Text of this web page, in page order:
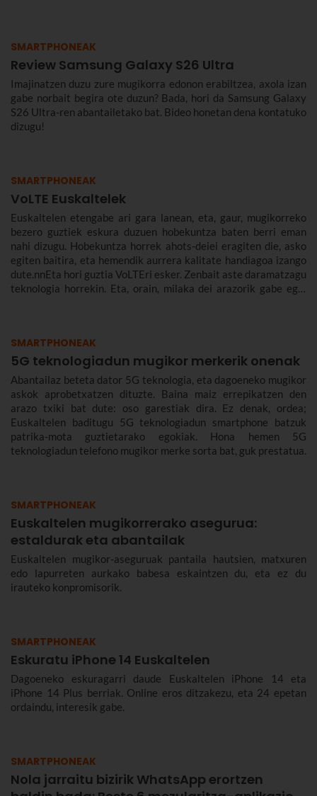
SMARTPHONEAK
Review Samsung Galaxy S26 Ultra
Imajinatzen duzu zure mugikorra edonon erabiltzea, axola izan
gabe norbait begira ote duzun? Bada, hori da Samsung Galaxy
S26 Ultra-ren abantailetako bat. Bideo honetan dena kontatuko
dizugu!
SMARTPHONEAK
VoLTE Euskaltelek
Euskaltelen etengabe ari gara lanean, eta, gaur, mugikorreko
bezero guztiek eskura duzuen hobekuntza baten berri eman
nahi dizugu. Hobekuntza horrek ahots-deiei eragiten die, asko
egiten baitira, eta hemendik aurrera kalitate handiagoa izango
dute.nnEta hori guztia VoLTEri esker. Zenbait aste daramatzagu
teknologia horrekin. Eta, orain, milaka dei arazorik gabe egin
SMARTPHONEAK
5G teknologiadun mugikor merkerik onenak
Abantailaz beteta dator 5G teknologia, eta dagoeneko mugikor
askok aprobetxatzen dituzte. Baina maiz errepikatzen den
arazo txiki bat dute: oso garestiak dira. Ez denak, ordea;
Euskaltelen baditugu 5G teknologiadun smartphone batzuk
patrika-mota guztietarako egokiak. Hona hemen 5G
teknologiadun telefono mugikor merke sorta bat, guk prestatua.
SMARTPHONEAK
Euskaltelen mugikorrerako asegurua:
estaldurak eta abantailak
Euskaltelen mugikor-aseguruak pantaila hautsien, matxuren
edo lapurreten aurkako babesa eskaintzen du, eta ez du
irauteko konpromisorik.
SMARTPHONEAK
Eskuratu iPhone 14 Euskaltelen
Dagoeneko eskuragarri daude Euskaltelen iPhone 14 eta
iPhone 14 Plus berriak. Online eros ditzakezu, eta 24 epetan
ordaindu, interesik gabe.
SMARTPHONEAK
Nola jarraitu bizirik WhatsApp erortzen